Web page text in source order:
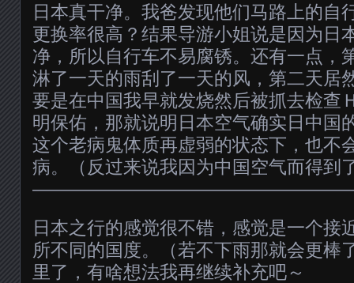
日本真干净。我爸发现他们马路上的自
更换率很高？结果导游小姐说是因为日
净，所以自行车不易腐锈。还有一点，
淋了一天的雨刮了一天的风，第二天居
要是在中国我早就发烧然后被抓去检查
明保佑，那就说明日本空气确实日中国
这个老病鬼体质再虚弱的状态下，也不
病。（反过来说我因为中国空气而得到
日本之行的感觉很不错，感觉是一个接
所不同的国度。（若不下雨那就会更棒
里了，有啥想法我再继续补充吧～